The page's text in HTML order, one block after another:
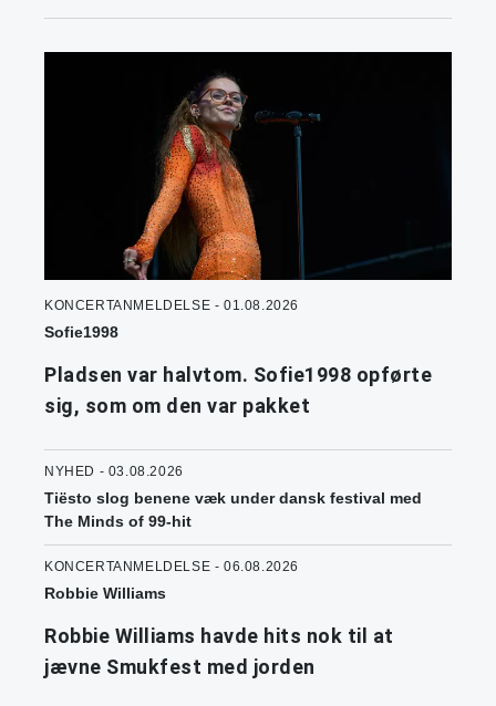
KONCERTANMELDELSE - 01.08.2026
Sofie1998
Pladsen var halvtom. Sofie1998 opførte
sig, som om den var pakket
NYHED - 03.08.2026
Tiësto slog benene væk under dansk festival med
The Minds of 99-hit
KONCERTANMELDELSE - 06.08.2026
Robbie Williams
Robbie Williams havde hits nok til at
jævne Smukfest med jorden